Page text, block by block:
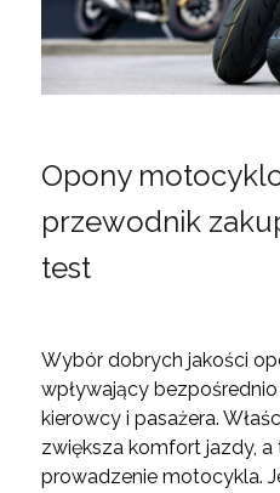
Opony
przewodnik
test
Wybór dobrych jakości
wpływający
kierowcy i pasażera.
zwiększa komfort jazdy, a
prowadzenie motocykla.